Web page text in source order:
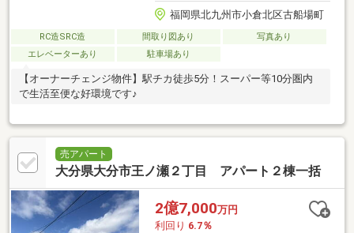
福岡県北九州市小倉北区古船場町
RC造SRC造 間取り図あり
写真あり
エレベーターあり
駐車場あり
【オーナーチェンジ物件】駅チカ徒歩5分！スーパー等10分圏内
で生活至便な好環境です♪
売アパート
大分県大分市王ノ瀬２丁目 アパート２棟一括
2億7,000万円
利回り 6.7％